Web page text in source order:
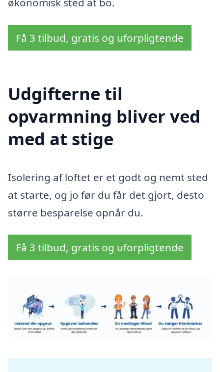
Få 3 tilbud, gratis og uforpligtende
Udgifterne til
opvarmning bliver ved
med at stige
Isolering af loftet er et godt og nemt sted
at starte, og jo før du får det gjort, desto
større besparelse opnår du.
Få 3 tilbud, gratis og uforpligtende